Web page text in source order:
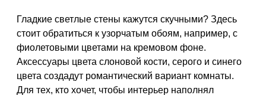
Гладкие светлые стены кажутся скучными? Здесь
стоит обратиться к узорчатым обоям, например, с
фиолетовыми цветами на кремовом фоне.
Аксессуары цвета слоновой кости, серого и синего
цвета создадут романтический вариант комнаты.
Для тех, кто хочет, чтобы интерьер наполнял